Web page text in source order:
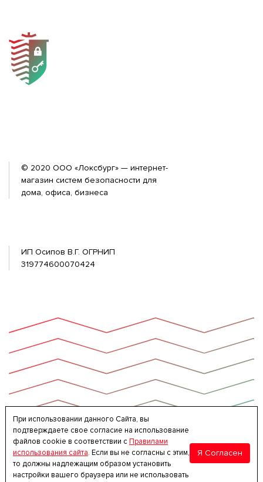
При использовании данного Сайта, вы
подтверждаете свое согласие на использование
файлов cookie в соответствии сПравилами
использования сайта. Если вы не согласны с этим,
то должны надлежащим образом установить
настройки вашего браузера или не использовать
Я Согласен
© 2020 ООО «Локсбург» — интернет-
магазин систем безопасности для
дома, офиса, бизнеса
ИП Осипов В.Г. ОГРНИП
319774600070424